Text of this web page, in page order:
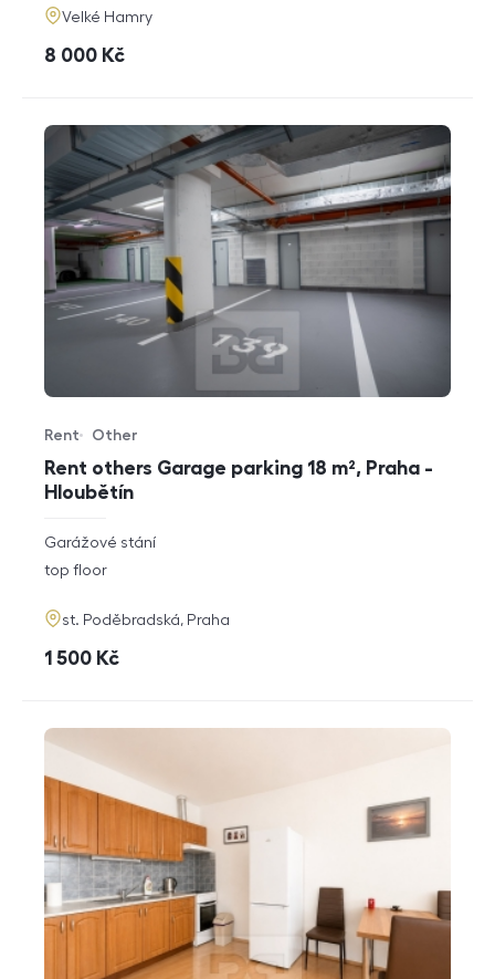
adresa
Velké Hamry
cena
8 000 Kč
Rent others Garage parking 18 m², Praha -
Hloubětín
Offer type
Rent
Property type
Other
rozměry
disposition
Garážové stání
funkce
top floor
adresa
st. Poděbradská, Praha
cena
1 500 Kč